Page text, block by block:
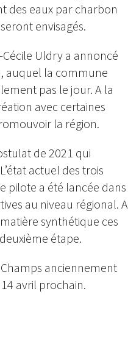
des eaux par charbon
envisagés.
Uldry a annoncé
auquel la commune
pas le jour. A la
avec certaines
la région.
de 2021 qui
actuel des trois
pilote a été lancée dans
au niveau régional. A
synthétique ces
étape.
anciennement
avril prochain.